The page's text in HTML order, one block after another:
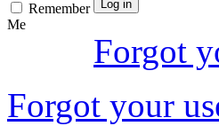
Remember
Me
Forgot
Forgot your